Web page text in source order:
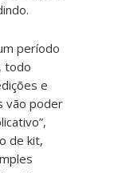
período
todo
e
vão poder
de kit,